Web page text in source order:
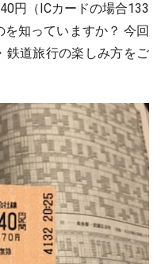
円（ICカードの場合133
知っていますか？ 今回
鉄道旅行の楽しみ方をご